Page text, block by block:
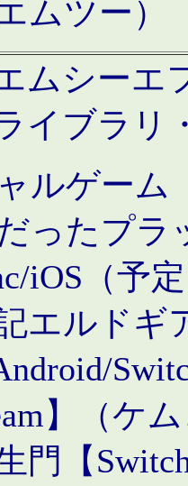
ムツー）
ムシーエ
イブラリ
ルゲーム
ったプラ
iOS（予
エルドギ
】（ケ
門【